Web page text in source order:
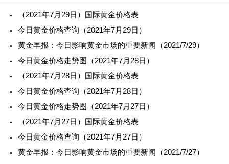
（2021年7月29日）国际黄金价格表
今日黄金价格查询（2021年7月29日）
黄金早报：今日影响黄金市场的重要新闻（2021/7/29）
今日黄金价格走势图（2021年7月28日）
（2021年7月28日）国际黄金价格表
今日黄金价格查询（2021年7月28日）
今日黄金价格走势图（2021年7月27日）
（2021年7月27日）国际黄金价格表
今日黄金价格查询（2021年7月27日）
黄金早报：今日影响黄金市场的重要新闻（2021/7/27）